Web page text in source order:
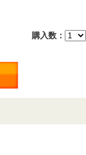
購入数：